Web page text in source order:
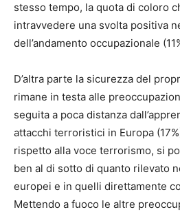
stesso tempo, la quota di coloro
intravvedere una svolta positiva
dell’andamento occupazionale
D’altra parte la sicurezza del
rimane in testa alle
seguita a poca distanza
attacchi terroristici in Europa
rispetto alla voce terrorismo, si
ben al di sotto di quanto rilevato
europei e in quelli direttamente
Mettendo a fuoco le altre